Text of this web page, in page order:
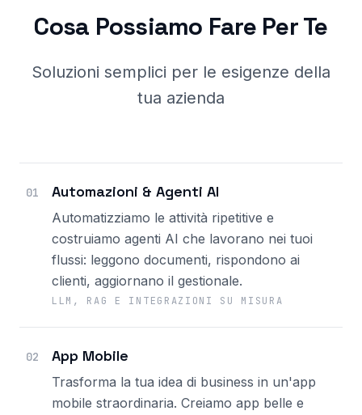
Cosa Possiamo Fare Per Te
Soluzioni semplici per le esigenze della
tua azienda
01 Automazioni & Agenti AI
Automatizziamo le attività ripetitive e
costruiamo agenti AI che lavorano nei tuoi
flussi: leggono documenti, rispondono ai
clienti, aggiornano il gestionale.
LLM, RAG E INTEGRAZIONI SU MISURA
02 App Mobile
Trasforma la tua idea di business in un'app
mobile straordinaria. Creiamo app belle e